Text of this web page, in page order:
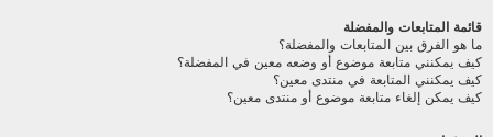
قائمة المتابعات والمفضلة
ما هو الفرق بين المتابعات والمفضلة؟
كيف يمكنني متابعة موضوع أو وضعه معين في المفضلة؟
كيف يمكنني المتابعة في منتدى معين؟
كيف يمكن إلغاء متابعة موضوع أو منتدى معين؟